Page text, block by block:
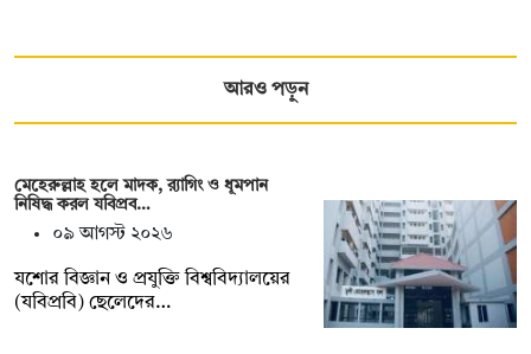
আরও পড়ুন
মেহেরুল্লাহ হলে মাদক, র‍্যাগিং ও ধূমপান
নিষিদ্ধ করল যবিপ্রব…
০৯ আগস্ট ২০২৬
যশোর বিজ্ঞান ও প্রযুক্তি বিশ্ববিদ্যালয়ের
(যবিপ্রবি) ছেলেদের…